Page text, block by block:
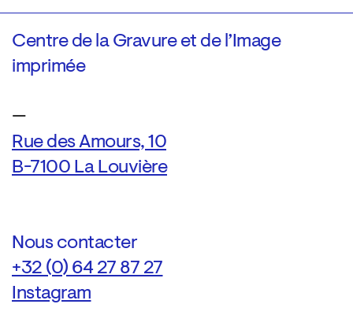
Centre de la Gravure et de l’Image
imprimée
—
Rue des Amours, 10
B-7100 La Louvière
Nous contacter
+32 (0) 64 27 87 27
Instagram